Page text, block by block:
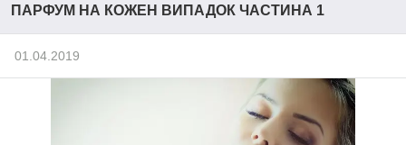
ПАРФУМ НА КОЖЕН ВИПАДОК ЧАСТИНА 1
01.04.2019